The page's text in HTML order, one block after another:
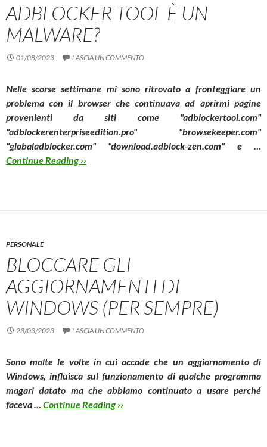
ADBLOCKER TOOL È UN
MALWARE?
01/08/2023 LASCIA UN COMMENTO
Nelle scorse settimane mi sono ritrovato a fronteggiare un
problema con il browser che continuava ad aprirmi pagine
provenienti da siti come "adblockertool.com"
"adblockerenterpriseedition.pro" "browsekeeper.com"
"globaladblocker.com" "download.adblock-zen.com" e …
Continue Reading ››
PERSONALE
BLOCCARE GLI
AGGIORNAMENTI DI
WINDOWS (PER SEMPRE)
23/03/2023 LASCIA UN COMMENTO
Sono molte le volte in cui accade che un aggiornamento di
Windows, influisca sul funzionamento di qualche programma
magari datato ma che abbiamo continuato a usare perché
faceva … Continue Reading ››